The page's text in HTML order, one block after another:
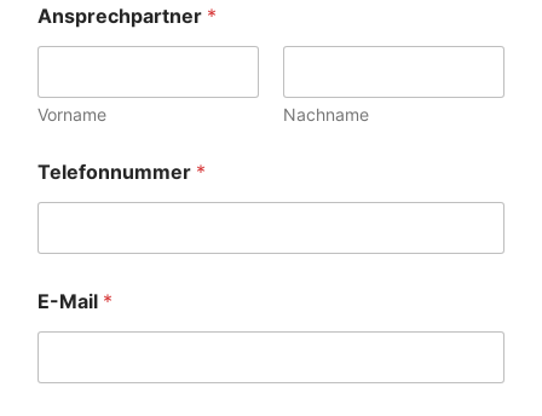
Ansprechpartner *
Vorname Nachname
Telefonnummer *
E-Mail *